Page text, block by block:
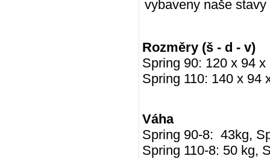
vybaveny naše
Rozměry (š - d - v)
Spring 90: 120 x 94
Spring 110: 140 x 94
Váha
Spring 90-8: 43kg,
Spring 110-8: 50 kg,